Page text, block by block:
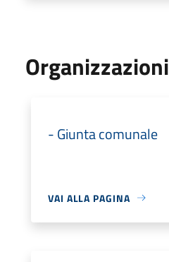
Organizzazioni
- Giunta comunale
VAI ALLA PAGINA